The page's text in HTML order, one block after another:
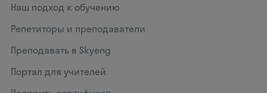
Наш подход к обучению
Репетиторы и преподаватели
Преподавать в Skyeng
Портал для учителей